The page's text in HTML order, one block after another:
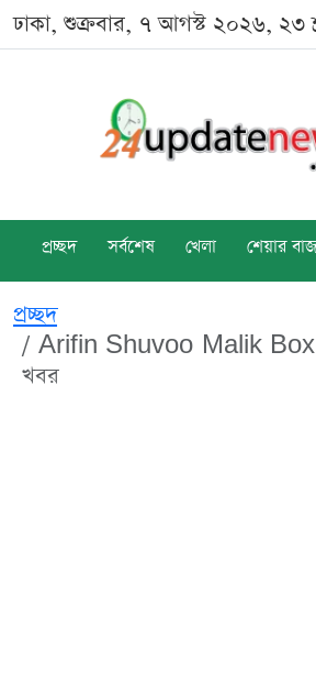
ঢাকা, শুক্রবার, ৭ আগস্ট ২০২৬, ২৩
প্রচ্ছদ সর্বশেষ খেলা শেয়ার
প্রচ্ছদ
Arifin Shuvoo Malik
খবর